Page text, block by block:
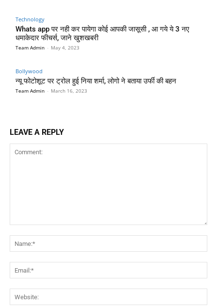
Technology
Whats app पर नही कर पायेगा कोई आपकी जासूसी , आ गये ये 3 नए
धमाकेदार फीचर्स, जाने खुशखबरी
Team Admin - May 4, 2023
Bollywood
न्यू फोटोशूट पर ट्रोल हुई निया शर्मा, लोगो ने बताया उर्फी की बहन
Team Admin - March 16, 2023
LEAVE A REPLY